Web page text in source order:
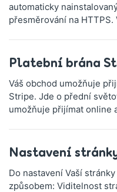
automaticky
přesměrování na HTTPS.
Platební brána
Váš obchod umožňuje
Stripe. Jde o přední
umožňuje přijímat online
Nastavení
Do nastavení Vaší
způsobem: Viditelnost